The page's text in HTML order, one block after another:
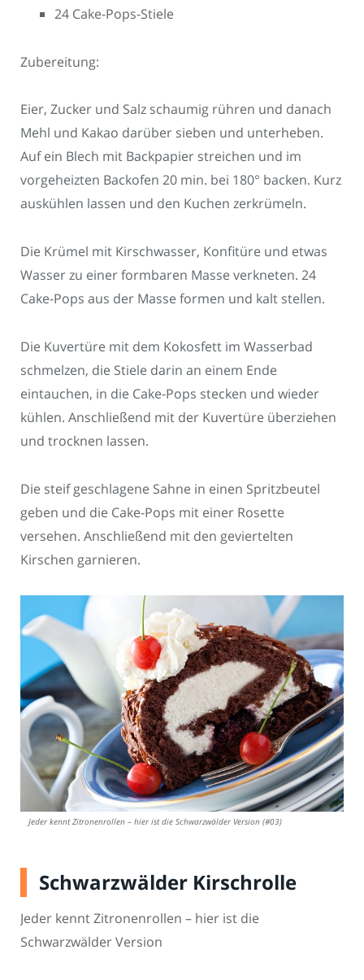
24 Cake-Pops-Stiele
Zubereitung:
Eier, Zucker und Salz schaumig rühren und danach
Mehl und Kakao darüber sieben und unterheben.
Auf ein Blech mit Backpapier streichen und im
vorgeheizten Backofen 20 min. bei 180° backen. Kurz
auskühlen lassen und den Kuchen zerkrümeln.
Die Krümel mit Kirschwasser, Konfitüre und etwas
Wasser zu einer formbaren Masse verkneten. 24
Cake-Pops aus der Masse formen und kalt stellen.
Die Kuvertüre mit dem Kokosfett im Wasserbad
schmelzen, die Stiele darin an einem Ende
eintauchen, in die Cake-Pops stecken und wieder
kühlen. Anschließend mit der Kuvertüre überziehen
und trocknen lassen.
Die steif geschlagene Sahne in einen Spritzbeutel
geben und die Cake-Pops mit einer Rosette
versehen. Anschließend mit den geviertelten
Kirschen garnieren.
Jeder kennt Zitronenrollen – hier ist die Schwarzwälder Version (#03)
Schwarzwälder Kirschrolle
Jeder kennt Zitronenrollen – hier ist die
Schwarzwälder Version